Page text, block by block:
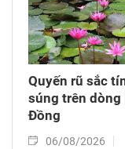
Quyến rũ sắc
súng trên dòng
Đồng
06/08/2026